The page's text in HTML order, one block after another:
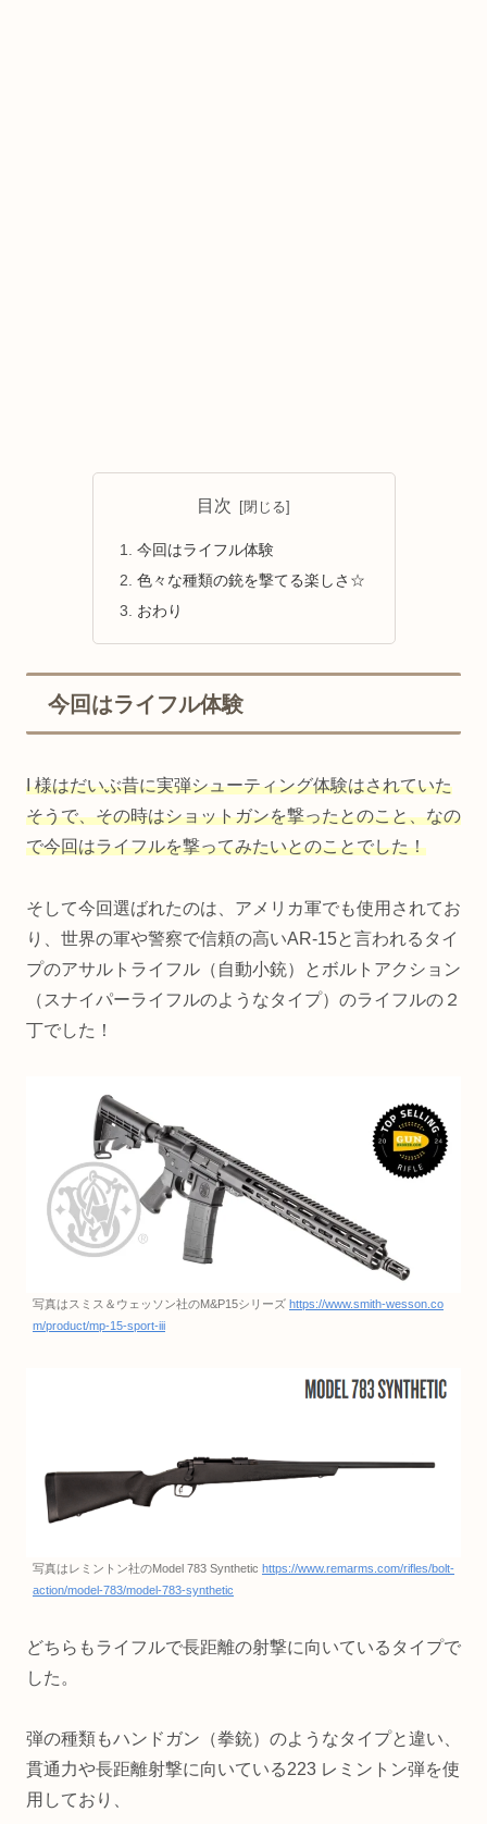
目次
今回はライフル体験
色々な種類の銃を撃てる楽しさ☆
おわり
今回はライフル体験
I 様はだいぶ昔に実弾シューティング体験はされていた
そうで、その時はショットガンを撃ったとのこと、なの
で今回はライフルを撃ってみたいとのことでした！
そして今回選ばれたのは、アメリカ軍でも使用されてお
り、世界の軍や警察で信頼の高いAR-15と言われるタイ
プのアサルトライフル（自動小銃）とボルトアクション
（スナイパーライフルのようなタイプ）のライフルの２
丁でした！
写真はスミス＆ウェッソン社のM&P15シリーズ https://www.smith-wesson.co
m/product/mp-15-sport-iii
写真はレミントン社のModel 783 Synthetic https://www.remarms.com/rifles/bolt-
action/model-783/model-783-synthetic
どちらもライフルで長距離の射撃に向いているタイプで
した。
弾の種類もハンドガン（拳銃）のようなタイプと違い、
貫通力や長距離射撃に向いている223 レミントン弾を使
用しており、